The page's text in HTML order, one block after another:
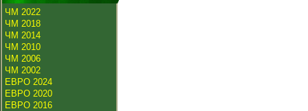
ЧМ 2022
ЧМ 2018
ЧМ 2014
ЧМ 2010
ЧМ 2006
ЧМ 2002
ЕВРО 2024
ЕВРО 2020
ЕВРО 2016